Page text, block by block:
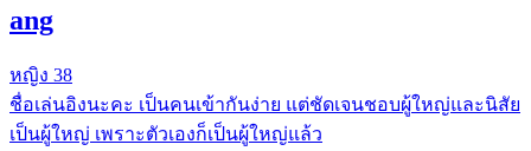
ang
หญิง 38
ชื่อเล่นอิงนะคะ เป็นคนเข้ากันง่าย แต่ชัดเจนชอบผู้ใหญ่และนิสัย
เป็นผู้ใหญ่ เพราะตัวเองก็เป็นผู้ใหญ่แล้ว